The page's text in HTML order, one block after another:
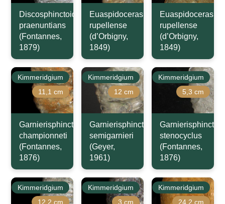
Discosphinctoides
praenuntians
(Fontannes,
1879)
Euaspidoceras
rupellense
(d’Orbigny,
1849)
Euaspidoceras
rupellense
(d’Orbigny,
1849)
Kimmeridgium
11,1 cm
Garnierisphinctes
championneti
(Fontannes,
1876)
Kimmeridgium
12 cm
Garnierisphinctes
semigarnieri
(Geyer,
1961)
Kimmeridgium
5,3 cm
Garnierisphinctes
stenocyclus
(Fontannes,
1876)
Kimmeridgium
12,2 cm
Kimmeridgium
3 cm
Kimmeridgium
24,2 cm